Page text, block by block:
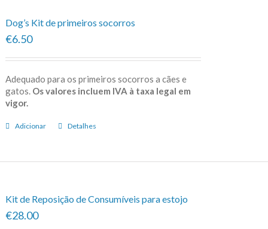
Dog’s Kit de primeiros socorros
€6.50
Adequado para os primeiros socorros a cães e
gatos. Os valores incluem IVA à taxa legal em
vigor.
Adicionar Detalhes
Kit de Reposição de Consumíveis para estojo
€28.00